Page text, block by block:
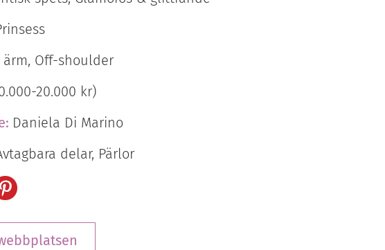
ärm, Off-shoulder
20.000 kr)
Daniela Di Marino
delar, Pärlor